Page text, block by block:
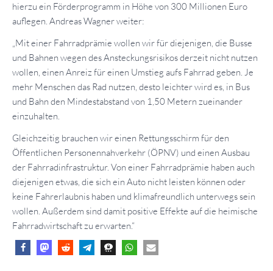
hierzu ein Förderprogramm in Höhe von 300 Millionen Euro
auflegen. Andreas Wagner weiter:
„Mit einer Fahrradprämie wollen wir für diejenigen, die Busse
und Bahnen wegen des Ansteckungsrisikos derzeit nicht nutzen
wollen, einen Anreiz für einen Umstieg aufs Fahrrad geben. Je
mehr Menschen das Rad nutzen, desto leichter wird es, in Bus
und Bahn den Mindestabstand von 1,50 Metern zueinander
einzuhalten.
Gleichzeitig brauchen wir einen Rettungsschirm für den
Öffentlichen Personennahverkehr (ÖPNV) und einen Ausbau
der Fahrradinfrastruktur. Von einer Fahrradprämie haben auch
diejenigen etwas, die sich ein Auto nicht leisten können oder
keine Fahrerlaubnis haben und klimafreundlich unterwegs sein
wollen. Außerdem sind damit positive Effekte auf die heimische
Fahrradwirtschaft zu erwarten.“